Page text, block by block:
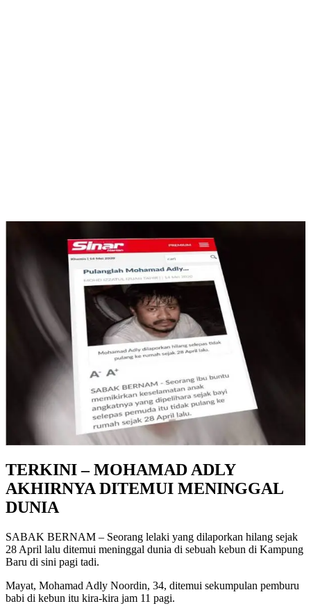
TERKINI – MOHAMAD ADLY
AKHIRNYA DITEMUI MENINGGAL
DUNIA
SABAK BERNAM – Seorang lelaki yang dilaporkan hilang sejak
28 April lalu ditemui meninggal dunia di sebuah kebun di Kampung
Baru di sini pagi tadi.
Mayat, Mohamad Adly Noordin, 34, ditemui sekumpulan pemburu
babi di kebun itu kira-kira jam 11 pagi.